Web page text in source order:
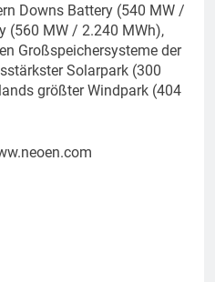
Downs Battery (540 MW /
(560 MW / 2.240 MWh),
Großspeichersysteme der
Solarpark (300
größter Windpark (404